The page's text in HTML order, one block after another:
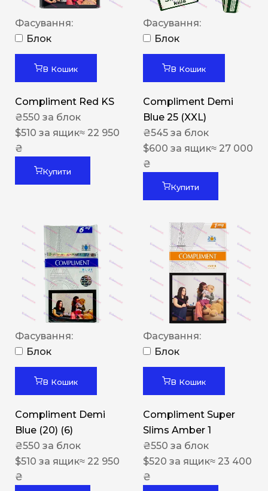
Фасування:
Блок
В Кошик
Compliment Red KS
₴550 за блок
$510 за ящик≈ 22 950
₴
Купити
Фасування:
Блок
В Кошик
Compliment Demi
Blue 25 (XXL)
₴545 за блок
$600 за ящик≈ 27 000
₴
Купити
Фасування:
Блок
В Кошик
Compliment Demi
Blue (20) (6)
₴550 за блок
$510 за ящик≈ 22 950
₴
Фасування:
Блок
В Кошик
Compliment Super
Slims Amber 1
₴550 за блок
$520 за ящик≈ 23 400
₴